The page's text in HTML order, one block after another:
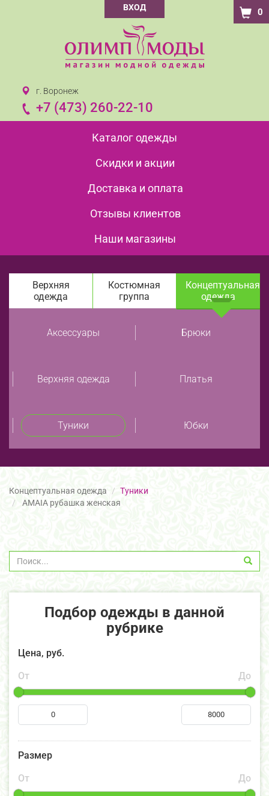
ВХОД 0
г. Воронеж
+7 (473) 260-22-10
Каталог одежды
Скидки и акции
Доставка и оплата
Отзывы клиентов
Наши магазины
Верхняя
одежда
Костюмная
группа
Концептуальная
одежда
Аксессуары Брюки
Верхняя одежда Платья
Туники Юбки
Концептуальная одежда
Туники
AMAIA рубашка женская
Подбор одежды в данной
рубрике
Цена, руб.
От
До
Размер
От
До